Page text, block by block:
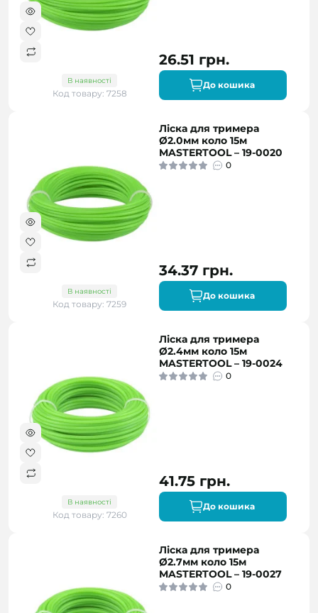
В наявності
Код товару: 7258
26.51 грн.
До кошика
В наявності
Код товару: 7259
Ліска для тримера
Ø2.0мм коло 15м
MASTERTOOL – 19-0020
0
34.37 грн.
До кошика
В наявності
Код товару: 7260
Ліска для тримера
Ø2.4мм коло 15м
MASTERTOOL – 19-0024
0
41.75 грн.
До кошика
Ліска для тримера
Ø2.7мм коло 15м
MASTERTOOL – 19-0027
0